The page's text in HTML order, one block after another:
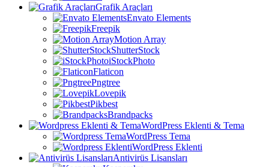
Grafik Araçları
Envato Elements
Freepik
Motion Array
ShutterStock
iStockPhoto
Flaticon
Pngtree
Lovepik
Pikbest
Brandpacks
WordPress Eklenti & Tema
WordPress Tema
WordPress Eklenti
Antivirüs Lisansları